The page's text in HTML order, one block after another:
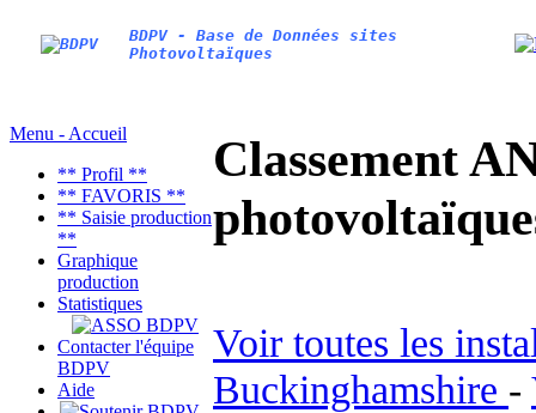
BDPV - Base de Données sites
Photovoltaïques
Menu - Accueil
** Profil **
** FAVORIS **
** Saisie production
**
Graphique
production
Statistiques
Contacter l'équipe
BDPV
Aide
Classement
Voir toutes les
Buckinghamshire -